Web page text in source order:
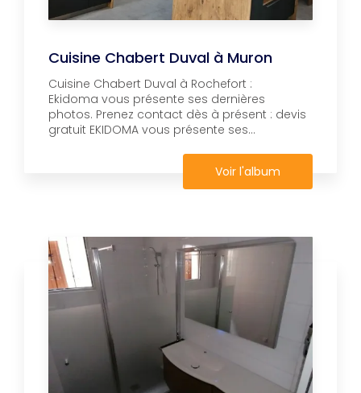
Cuisine Chabert Duval à Muron
Cuisine Chabert Duval à Rochefort :
Ekidoma vous présente ses dernières
photos. Prenez contact dès à présent : devis
gratuit EKIDOMA vous présente ses...
Voir l'album